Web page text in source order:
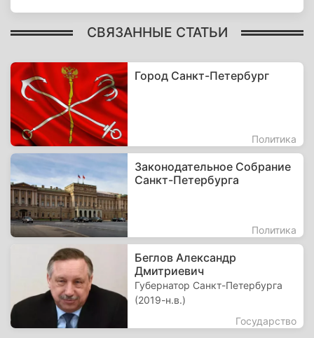
СВЯЗАННЫЕ СТАТЬИ
Город Санкт-Петербург
Политика
Законодательное Собрание
Санкт-Петербурга
Политика
Беглов Александр
Дмитриевич
Губернатор Санкт-Петербурга
(2019-н.в.)
Государство